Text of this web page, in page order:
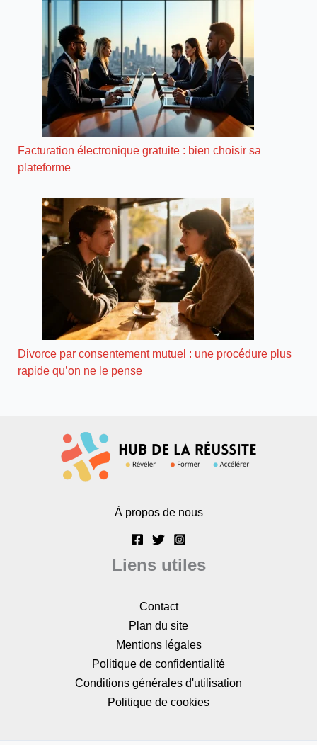
Facturation électronique gratuite : bien choisir sa
plateforme
Divorce par consentement mutuel : une procédure plus
rapide qu’on ne le pense
À propos de nous
Liens utiles
Contact
Plan du site
Mentions légales
Politique de confidentialité
Conditions générales d'utilisation
Politique de cookies